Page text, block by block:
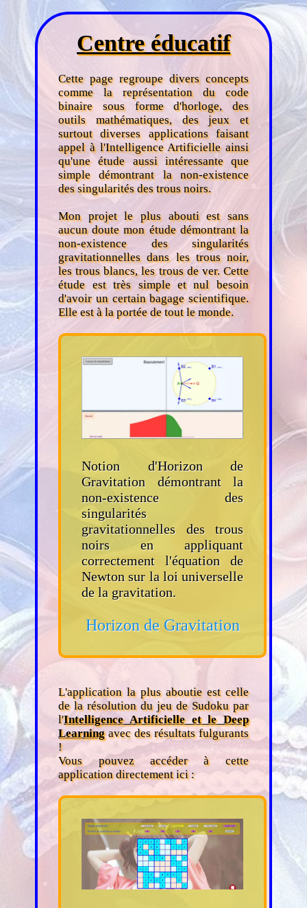
Centre éducatif
Cette page regroupe divers concepts
comme la représentation du code
binaire sous forme d'horloge, des
outils mathématiques, des jeux et
surtout diverses applications faisant
appel à l'Intelligence Artificielle ainsi
qu'une étude aussi intéressante que
simple démontrant la non-existence
des singularités des trous noirs.
Mon projet le plus abouti est sans
aucun doute mon étude démontrant la
non-existence des singularités
gravitationnelles dans les trous noir,
les trous blancs, les trous de ver. Cette
étude est très simple et nul besoin
d'avoir un certain bagage scientifique.
Elle est à la portée de tout le monde.
Notion d'Horizon de
Gravitation démontrant la
non-existence des
singularités
gravitationnelles des trous
noirs en appliquant
correctement l'équation de
Newton sur la loi universelle
de la gravitation.
Horizon de Gravitation
L'application la plus aboutie est celle
de la résolution du jeu de Sudoku par
l'Intelligence Artificielle et le Deep
Learningavec des résultats fulgurants
!
Vous pouvez accéder à cette
application directement ici :